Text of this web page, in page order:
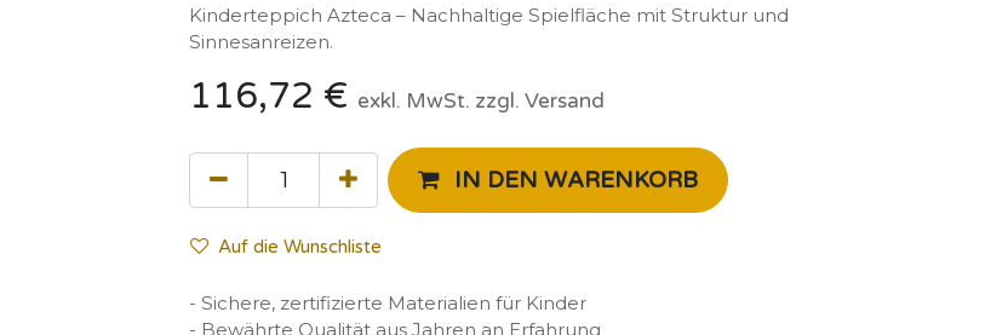
Kinderteppich Azteca – Nachhaltige Spielfläche mit Struktur und
Sinnesanreizen.
116,72 € exkl. MwSt. zzgl. Versand
IN DEN WARENKORB
Auf die Wunschliste
- Sichere, zertifizierte Materialien für Kinder
- Bewährte Qualität aus Jahren an Erfahrung